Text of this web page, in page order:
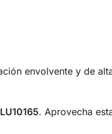
envolvente y de
. Aprovecha